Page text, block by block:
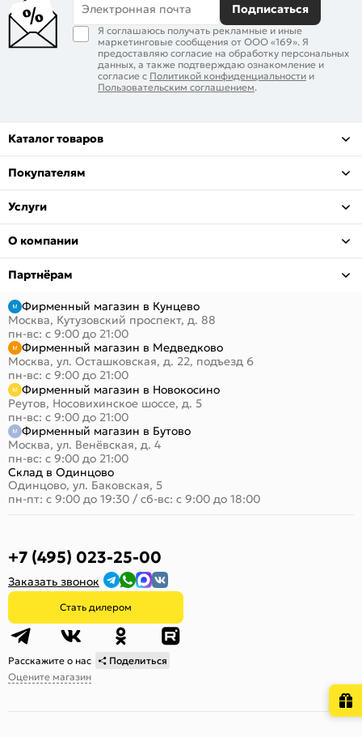
Электронная почта Подписаться
Я соглашаюсь получать рекламные и иные
маркетинговые сообщения от ООО «169». Я
предоставляю согласие на обработку персональных
данных, а также подтверждаю ознакомление и
согласие с Политикой конфиденциальности и
Пользовательским соглашением.
Каталог товаров
Покупателям
Услуги
О компании
Партнёрам
Фирменный магазин в Кунцево
Москва, Кутузовский проспект, д. 88
пн-вс: с 9:00 до 21:00
Фирменный магазин в Медведково
Москва, ул. Осташковская, д. 22, подъезд 6
пн-вс: с 9:00 до 21:00
Фирменный магазин в Новокосино
Реутов, Носовихинское шоссе, д. 5
пн-вс: с 9:00 до 21:00
Фирменный магазин в Бутово
Москва, ул. Венёвская, д. 4
пн-вс: с 9:00 до 21:00
Склад в Одинцово
Одинцово, ул. Баковская, 5
пн-пт: с 9:00 до 19:30 / сб-вс: с 9:00 до 18:00
+7 (495) 023-25-00
Заказать звонок
Стать дилером
Расскажите о нас
Поделиться
Оцените магазин